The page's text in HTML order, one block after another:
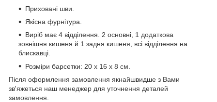
Приховані шви.
Якісна фурнітура.
Виріб має 4 відділення. 2 основні, 1 додаткова
зовнішня кишеня й 1 задня кишеня, всі відділення на
блискавці.
Розміри барсетки: 20 х 16 х 8 см.
Після оформлення замовлення якнайшвидше з Вами
зв'яжеться наш менеджер для уточнення деталей
замовлення.